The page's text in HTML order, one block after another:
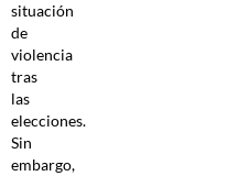
situación
de
violencia
tras
las
elecciones.
Sin
embargo,